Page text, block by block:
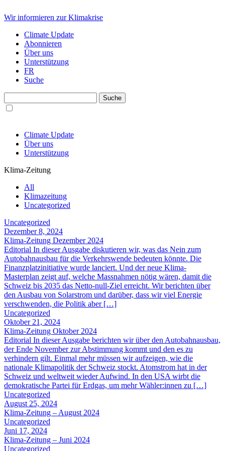
Wir informieren zur Klimakrise
Climate Update
Abonnieren
Über uns
Unterstützung
FR
Suche
Climate Update
Über uns
Unterstützung
Klima-Zeitung
All
Klimazeitung
Uncategorized
Uncategorized
Dezember 8, 2024
Klima-Zeitung Dezember 2024
Editorial In dieser Ausgabe diskutieren wir, was das Nein zum
Autobahnausbau für die Verkehrswende bedeuten könnte. Die
Finanzplatzinitiative wurde lanciert. Und der neue Klima-
Masterplan zeigt auf, welche Massnahmen nötig wären, damit die
Schweiz bis 2035 das Netto-null-Ziel erreicht. Wir berichten über
den Ausbau von Solarstrom und darüber, dass wir viel Energie
verschwenden, die Politik aber […]
Uncategorized
Oktober 21, 2024
Klima-Zeitung Oktober 2024
Editorial In dieser Ausgabe berichten wir über den Autobahnausbau,
der Ende November zur Abstimmung kommt und den es zu
verhindern gilt. Einmal mehr müssen wir aufzeigen, wie die
nationale Klimapolitik der Schweiz stockt. Atomstrom hat in der
Schweiz und weltweit wieder Aufwind. In den USA wirbt die
demokratische Partei für Erdgas, um mehr Wähler:innen zu […]
Uncategorized
August 25, 2024
Klima-Zeitung – August 2024
Uncategorized
Juni 17, 2024
Klima-Zeitung – Juni 2024
Uncategorized